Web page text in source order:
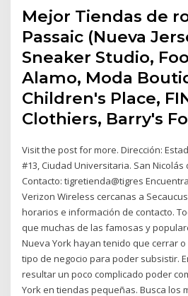
Mejor Tiendas de
Passaic (Nueva
Sneaker Studio,
Alamo, Moda
Children's Place,
Clothiers, Barry's
Visit the post for more. Dirección:
#13, Ciudad Universitaria. San Nicolás
Contacto: tigretienda@tigres
Verizon Wireless cercanas a
horarios e información de contacto.
que muchas de las famosas y
Nueva York hayan tenido que cerrar
tipo de negocio para poder subsistir.
resultar un poco complicado poder
York en tiendas pequeñas. Busca los